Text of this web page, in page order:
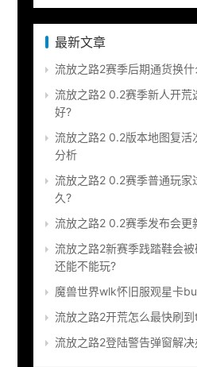
最新文章
流放之路2赛季后期通货换
流放之路2 0.2赛季新人开荒
好?
流放之路2 0.2版本地图复活
分析
流放之路2 0.2赛季普通玩家
久?
流放之路2 0.2赛季发布会更
流放之路2新赛季践踏鞋会
还能不能玩?
魔兽世界wlk怀旧服观星卡
流放之路2开荒怎么最快刷
流放之路2登陆警告弹窗解决